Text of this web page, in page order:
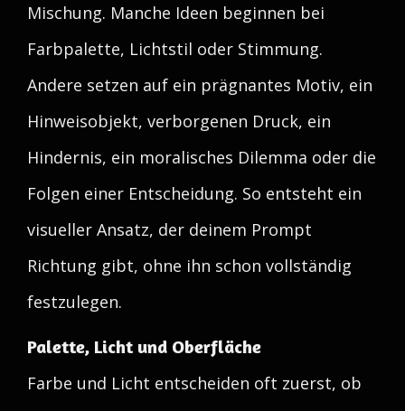
Mischung. Manche Ideen beginnen bei
Farbpalette, Lichtstil oder Stimmung.
Andere setzen auf ein prägnantes Motiv, ein
Hinweisobjekt, verborgenen Druck, ein
Hindernis, ein moralisches Dilemma oder die
Folgen einer Entscheidung. So entsteht ein
visueller Ansatz, der deinem Prompt
Richtung gibt, ohne ihn schon vollständig
festzulegen.
Palette, Licht und Oberfläche
Farbe und Licht entscheiden oft zuerst, ob